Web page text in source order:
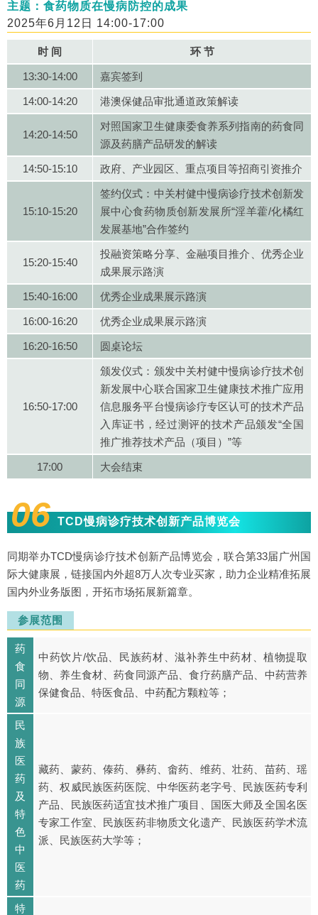
主题：食药物质在慢病防控的成果
2025年6月12日 14:00-17:00
时 间 环 节
13:30-14:00 嘉宾签到
14:00-14:20 港澳保健品审批通道政策解读
14:20-14:50
对照国家卫生健康委食养系列指南的药食同
源及药膳产品研发的解读
14:50-15:10 政府、产业园区、重点项目等招商引资推介
15:10-15:20
签约仪式：中关村健中慢病诊疗技术创新发
展中心食药物质创新发展所“淫羊藿/化橘红
发展基地”合作签约
15:20-15:40
投融资策略分享、金融项目推介、优秀企业
成果展示路演
15:40-16:00 优秀企业成果展示路演
16:00-16:20 优秀企业成果展示路演
16:20-16:50 圆桌论坛
16:50-17:00
颁发仪式：颁发中关村健中慢病诊疗技术创
新发展中心联合国家卫生健康技术推广应用
信息服务平台慢病诊疗专区认可的技术产品
入库证书，经过测评的技术产品颁发“全国
推广推荐技术产品（项目）”等
17:00 大会结束
06 TCD慢病诊疗技术创新产品博览会
同期举办TCD慢病诊疗技术创新产品博览会，联合第33届广州国
际大健康展，链接国内外超8万人次专业买家，助力企业精准拓展
国内外业务版图，开拓市场拓展新篇章。
参展范围
药
食
同
源
中药饮片/饮品、民族药材、滋补养生中药材、植物提取
物、养生食材、药食同源产品、食疗药膳产品、中药营养
保健食品、特医食品、中药配方颗粒等；
民
族
医
药
及
特
色
中
医
药
藏药、蒙药、傣药、彝药、畬药、维药、壮药、苗药、瑶
药、权威民族医药医院、中华医药老字号、民族医药专利
产品、民族医药适宜技术推广项目、国医大师及全国名医
专家工作室、民族医药非物质文化遗产、民族医药学术流
派、民族医药大学等；
特